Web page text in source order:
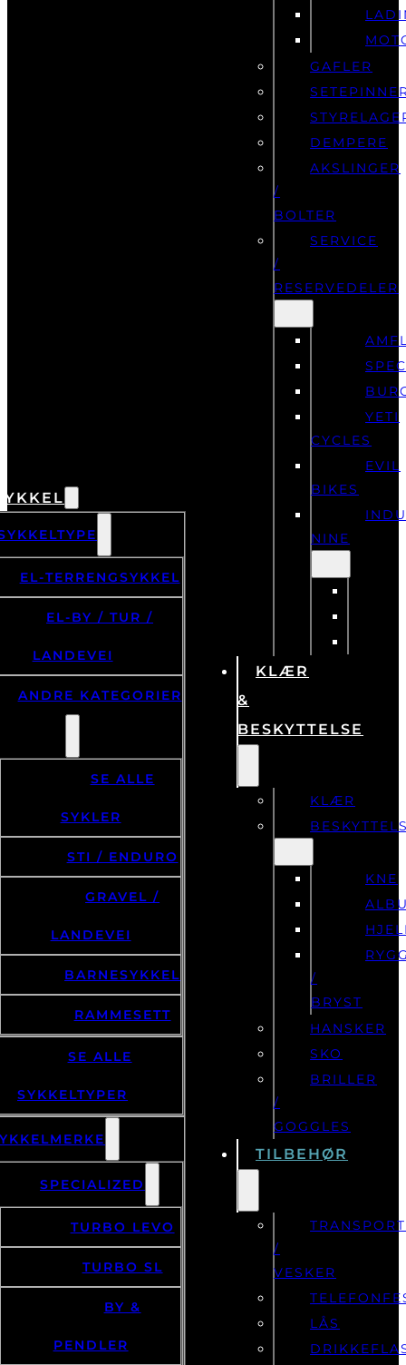
EL-TERRENGSYKKEL
EL-BY / TUR /
LANDEVEI
ANDRE KATEGORIER
SE ALLE
SYKLER
STI / ENDURO
GRAVEL /
LANDEVEI
BARNESYKKEL
RAMMESETT
SE ALLE
SYKKELTYPER
SPECIALIZED
TURBO LEVO
TURBO SL
BY &
PENDLER
GAFLER
DEMPERE
AKSLINGER
/
BOLTER
SERVICE
/
RESERVEDELER
YETI
CYCLES
EVIL
BIKES
NINE
KLÆR
&
BESKYTTELSE
KLÆR
KNE
/
BRYST
HANSKER
SKO
BRILLER
/
GOGGLES
TILBEHØR
TRANSPORT
/
VESKER
LÅS